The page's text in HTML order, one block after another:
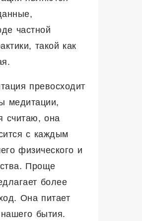
частной
такой как
превосходит
медитации,
считаю, она
с каждым
физического и
Проще
более
Она питает
бытия.